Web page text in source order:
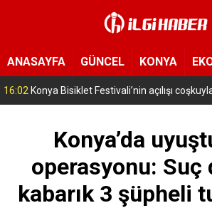
ANASAYFA GÜNCEL KONYA
15:11 Konya’da zabıta ve polis sahada! Toplu taşıma araçları tek tek denetleniyor
Konya’da
operasyonu: Suç
kabarık 3 şüpheli